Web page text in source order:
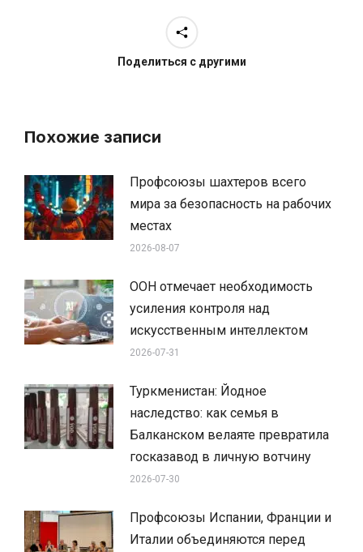
Поделиться с другими
Похожие записи
Профсоюзы шахтеров всего
мира за безопасность на рабочих
местах
2026-08-07
ООН отмечает необходимость
усиления контроля над
искусственным интеллектом
2026-07-31
Туркменистан: Йодное
наследство: как семья в
Балканском велаяте превратила
госказавод в личную вотчину
2026-07-30
Профсоюзы Испании, Франции и
Италии объединяются перед